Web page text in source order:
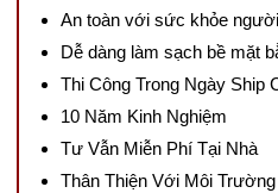
An toàn với sức khỏe
Dễ dàng làm sạch bề mặt
Thi Công Trong Ngày Ship
10 Năm Kinh Nghiệm
Tư Vẫn Miễn Phí Tại Nhà
Thân Thiện Với Môi Trường